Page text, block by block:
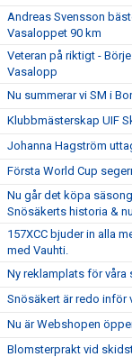
Andreas Svensson
Vasaloppet 90 km
Veteran på riktigt -
Vasalopp
Nu summerar vi SM i
Klubbmästerskap UIF
Johanna Hagström
Första World Cup
Nu går det köpa
Snösäkerts historia &
157XCC bjuder in alla
med Vauhti.
Ny reklamplats för våra
Snösäkert är redo inför
Nu är Webshopen
Blomsterprakt vid